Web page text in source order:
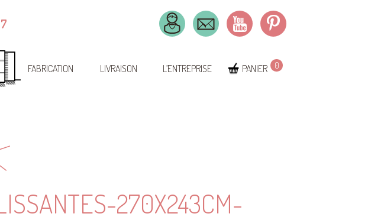
FABRICATION LIVRAISON L’ENTREPRISE PANIER 0
270X243CM-